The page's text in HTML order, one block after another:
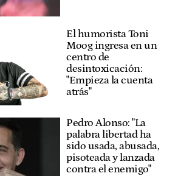
El humorista Toni
Moog ingresa en un
centro de
desintoxicación:
"Empieza la cuenta
atrás"
Pedro Alonso: "La
palabra libertad ha
sido usada, abusada,
pisoteada y lanzada
contra el enemigo"